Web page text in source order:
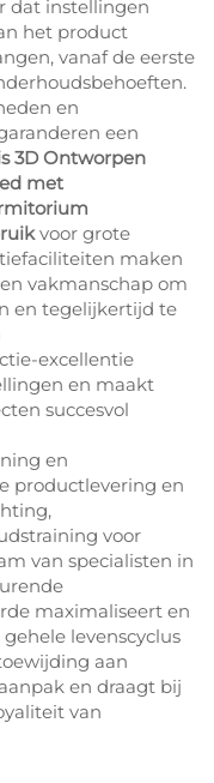
dat instellingen
het product
vanaf de eerste
en
een
3D Ontworpen
met
voor grote
maken
vakmanschap om
en tegelijkertijd te
excellentie
en maakt
succesvol
en
productlevering en
voor
van specialisten in
maximaliseert en
levenscyclus
aan
en draagt bij
van